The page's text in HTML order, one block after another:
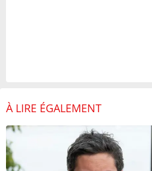
À LIRE ÉGALEMENT